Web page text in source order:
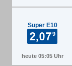
Super E10
heute 05:05 Uhr